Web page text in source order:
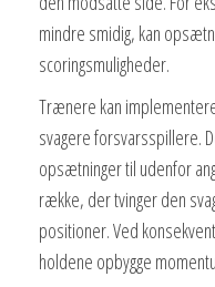
mindre smidig, kan
scoringsmuligheder.
Trænere kan
svagere forsvarsspillere.
opsætninger til udenfor
række, der tvinger den
positioner. Ved
holdene opbygge